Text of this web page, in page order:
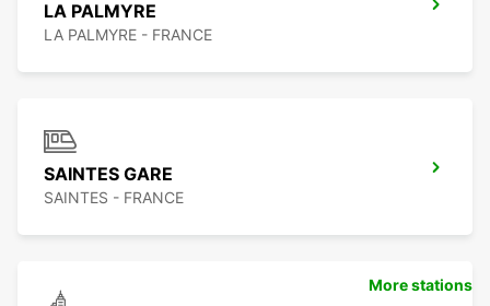
LA PALMYRE
LA PALMYRE - FRANCE
SAINTES GARE
SAINTES - FRANCE
More stations